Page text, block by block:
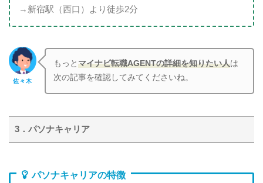
→新宿駅（西口）より徒歩2分
佐々木
もっとマイナビ転職AGENTの詳細を知りたい人は
次の記事を確認してみてくださいね。
3．パソナキャリア
パソナキャリアの特徴